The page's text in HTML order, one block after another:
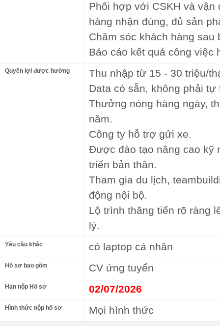
Phối hợp với CSKH và vận
hàng nhận đúng, đủ sản
Chăm sóc khách hàng sau
Báo cáo kết quả công việc
Quyền lợi được hưởng
Thu nhập từ 15 - 30 triệu/
Data có sẵn, không phải
Thưởng nóng hàng ngày,
năm.
Công ty hỗ trợ gửi xe.
Được đào tạo nâng cao kỹ
triển bản thân.
Tham gia du lịch,
động nội bộ.
Lộ trình thăng tiến rõ ràng
lý.
Yêu cầu khác có laptop cá nhân
Hồ sơ bao gồm CV ứng tuyển
Hạn nộp Hồ sơ 02/07/2026
Hình thức nộp hồ sơ Mọi hình thức